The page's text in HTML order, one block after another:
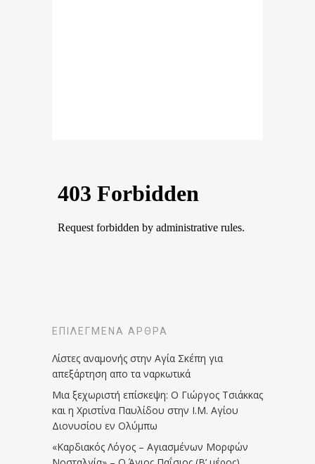
ΕΠΙΛΕΓΜΈΝΑ ΆΡΘΡΑ
Λίστες αναμονής στην Αγία Σκέπη για
απεξάρτηση απο τα ναρκωτικά
Μια ξεχωριστή επίσκεψη: Ο Γιώργος Τσιάκκας
και η Χριστίνα Παυλίδου στην Ι.Μ. Αγίου
Διονυσίου εν Ολύμπω
«Καρδιακός Λόγος – Αγιασμένων Μορφών